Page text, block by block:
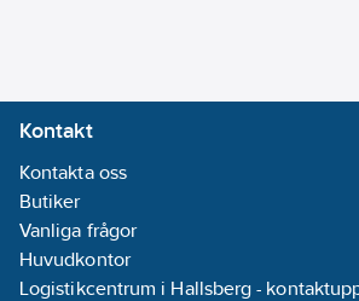
Kontakt
Kontakta oss
Butiker
Vanliga frågor
Huvudkontor
Logistikcentrum i Hallsberg -